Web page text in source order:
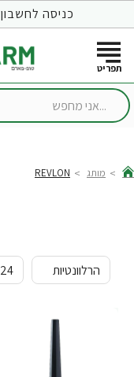
כניסה לחשבון
...אני
מותג REVLON